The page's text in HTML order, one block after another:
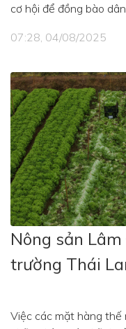
cơ hội để đồng bào
bước cải thiện sinh kế.
07:28, 04/08/2025
Nông sản
trường Thái
Việc các mặt hàng